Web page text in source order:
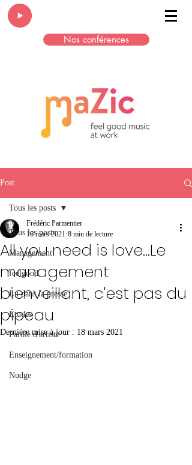
Nos conférences
Post
Tous les posts
Management
feelgood
Lu dans la presse
Etudes
Parole d'artiste
Enseignement/formation
Nudge
Tous les posts
All you need is love...Le
management
bienveillant, c'est pas du
pipeau
Frédéric Parmentier
16 mars 2021 8 min de lecture
Dernière mise à jour : 18 mars 2021